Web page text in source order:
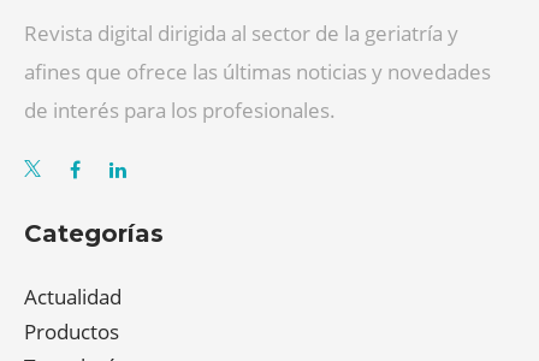
Revista digital dirigida al sector de la geriatría y
afines que ofrece las últimas noticias y novedades
de interés para los profesionales.
Categorías
Actualidad
Productos